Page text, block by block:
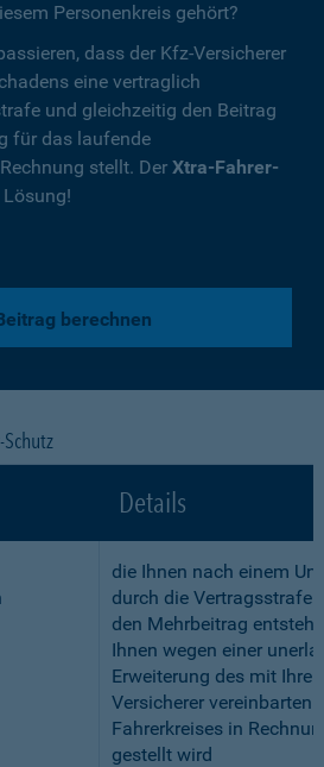
Personenkreis gehört?
dass der Kfz-Versicherer
eine vertraglich
und gleichzeitig den Beitrag
für das laufende
stellt. Der Xtra-Fahrer-
berechnen
Details
die Ihnen nach einem
durch die Vertragsstrafe
den Mehrbeitrag
Ihnen wegen einer
Erweiterung des mit
Versicherer vereinbarten
Fahrerkreises in
gestellt wird